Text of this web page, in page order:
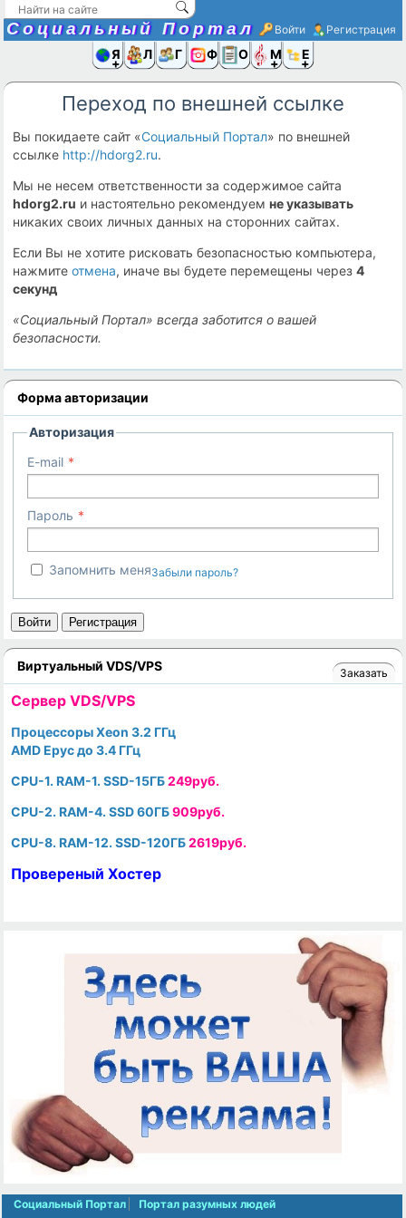
Социальный Портал Войти Регистрация
Я иЛюди
Группы
Фото Ещё
Переход по внешней ссылке
Вы покидаете сайт «Социальный Портал» по внешней
ссылке http://hdorg2.ru.
Мы не несем ответственности за содержимое сайта
hdorg2.ru и настоятельно рекомендуемне указывать
никаких своих личных данных на сторонних сайтах.
Если Вы не хотите рисковать безопасностью компьютера,
нажмитеотмена, иначе вы будете перемещены через4
секунд
«Социальный Портал» всегда заботится о вашей
безопасности.
Форма авторизации
Авторизация
E-mail
Пароль
Запомнить меняЗабыли пароль?
Войти Регистрация
Виртуальный VDS/VPS Заказать
Cервер VDS/VPS
Процессоры Xeon 3.2 ГГц
AMD Epyc до 3.4 ГГц
CPU-1. RAM-1. SSD-15ГБ249руб.
CPU-2. RAM-4. SSD 60ГБ909руб.
CPU-8. RAM-12. SSD-120ГБ2619руб.
Провереный Хостер
Социальный Портал Портал разумных людей